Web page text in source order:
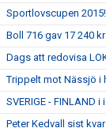
Sportlovscupen 2015!
Boll 716 gav 17 240
Dags att redovisa
Trippelt mot Nässjö i
SVERIGE - FINLAND
Peter Kedvall sist